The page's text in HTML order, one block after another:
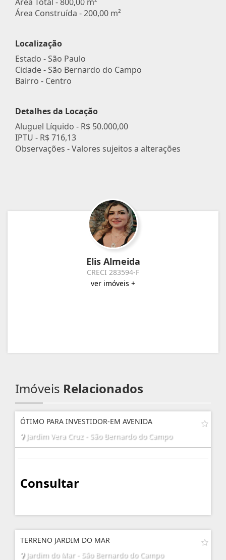
Área Construída - 200,00 m²
Localização
Estado -São Paulo
Cidade -São Bernardo do Campo
Bairro - Centro
Detalhes da Locação
Aluguel Líquido - R$ 50.000,00
IPTU - R$ 716,13
Observações - Valores sujeitos a alterações
Elis Almeida
CRECI 283594-F
ver imóveis +
Imóveis Relacionados
ÓTIMO PARA INVESTIDOR-EM AVENIDA
Jardim Vera Cruz - São Bernardo do Campo
Consultar
TERRENO JARDIM DO MAR
Jardim do Mar - São Bernardo do Campo